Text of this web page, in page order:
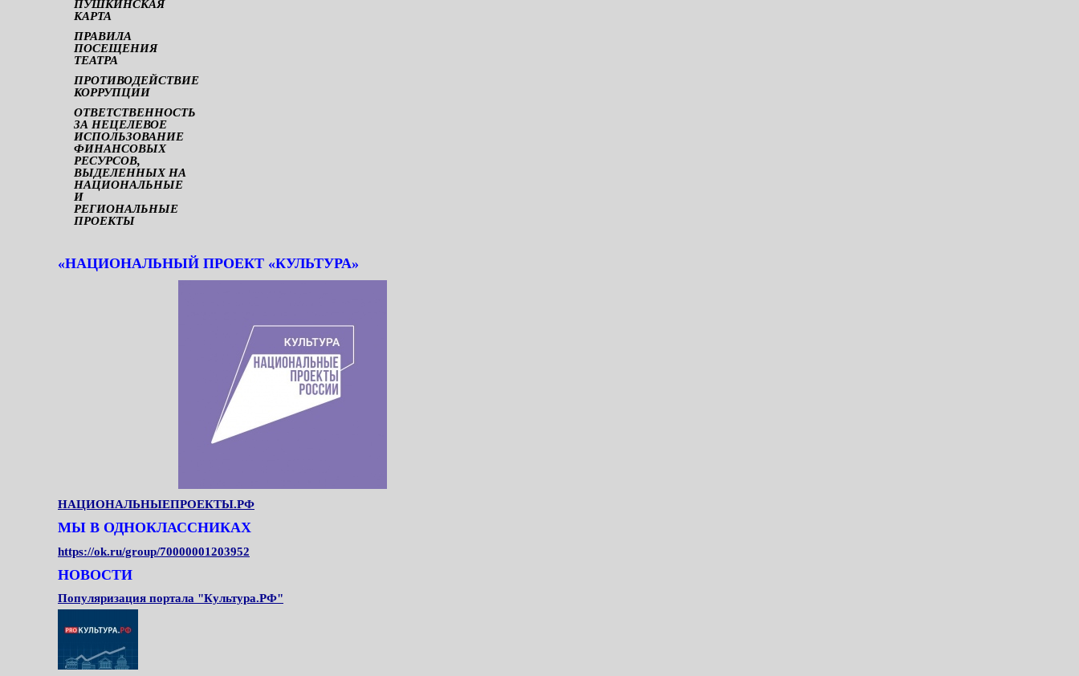
ПУШКИНСКАЯ
КАРТА
ПРАВИЛА
ПОСЕЩЕНИЯ
ТЕАТРА
ПРОТИВОДЕЙСТВИЕ
КОРРУПЦИИ
ОТВЕТСТВЕННОСТЬ
ЗА НЕЦЕЛЕВОЕ
ИСПОЛЬЗОВАНИЕ
ФИНАНСОВЫХ
РЕСУРСОВ,
ВЫДЕЛЕННЫХ НА
НАЦИОНАЛЬНЫЕ
И
РЕГИОНАЛЬНЫЕ
ПРОЕКТЫ
«НАЦИОНАЛЬНЫЙ ПРОЕКТ «КУЛЬТУРА»
НАЦИОНАЛЬНЫЕПРОЕКТЫ.РФ
МЫ В ОДНОКЛАССНИКАХ
https://ok.ru/group/70000001203952
НОВОСТИ
Популяризация портала "Культура.РФ"